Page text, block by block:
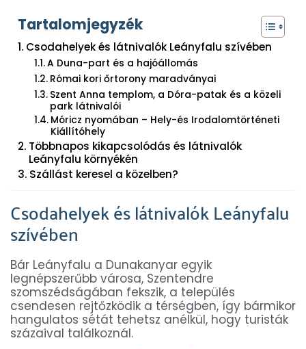
Tartalomjegyzék
Csodahelyek és látnivalók Leányfalu szívében
A Duna-part és a hajóállomás
Római kori őrtorony maradványai
Szent Anna templom, a Dóra-patak és a közeli
park látnivalói
Móricz nyomában – Hely-és Irodalomtörténeti
Kiállítóhely
Többnapos kikapcsolódás és látnivalók
Leányfalu környékén
Szállást keresel a közelben?
Csodahelyek és látnivalók Leányfalu
szívében
Bár Leányfalu a Dunakanyar egyik
legnépszerűbb városa, Szentendre
szomszédságában fekszik, a település
csendesen rejtőzködik a térségben, így bármikor
hangulatos sétát tehetsz anélkül, hogy turisták
százaival találkoznál.